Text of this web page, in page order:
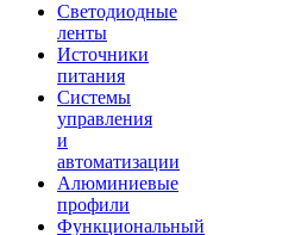
Светодиодные
ленты
Источники
питания
Системы
управления
и
автоматизации
Алюминиевые
профили
Функциональный